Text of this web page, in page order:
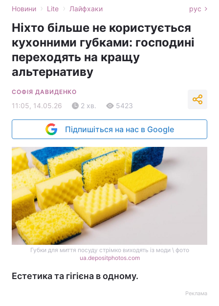
Новини › Lite › Лайфхаки рус
Ніхто більше не користується
кухонними губками: господині
переходять на кращу
альтернативу
СОФІЯ ДАВИДЕНКО
11:05, 14.05.26 2 хв. 5423
Підпишіться на нас в Google
Губки для миття посуду стрімко виходять із моди \ фото
ua.depositphotos.com
Естетика та гігієна в одному.
Реклама